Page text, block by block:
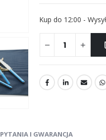
Kup do 12:00 -
PYTANIA I GWARANCJA